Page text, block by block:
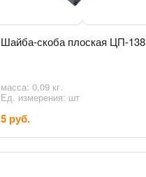
Шайба-скоба плоская ЦП-138
масса: 0,09 кг.
Ед. измерения: шт
5 руб.